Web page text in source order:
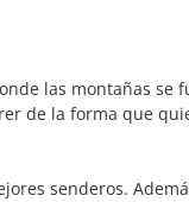
las montañas se
de la forma que
senderos.